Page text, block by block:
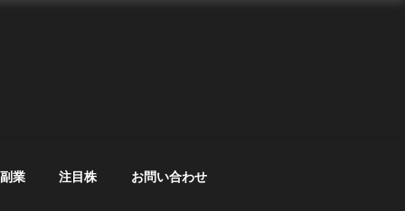
副業 注目株 お問い合わせ